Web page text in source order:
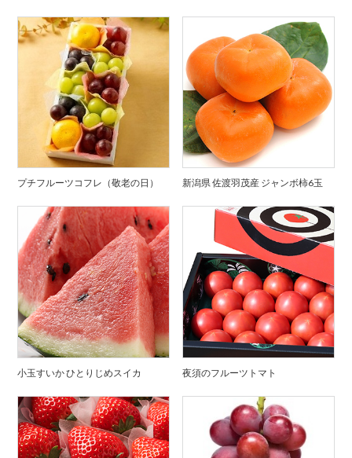
プチフルーツコフレ（敬老の日） 新潟県 佐渡羽茂産 ジャンボ柿6玉
小玉すいか ひとりじめスイカ 夜須のフルーツトマト